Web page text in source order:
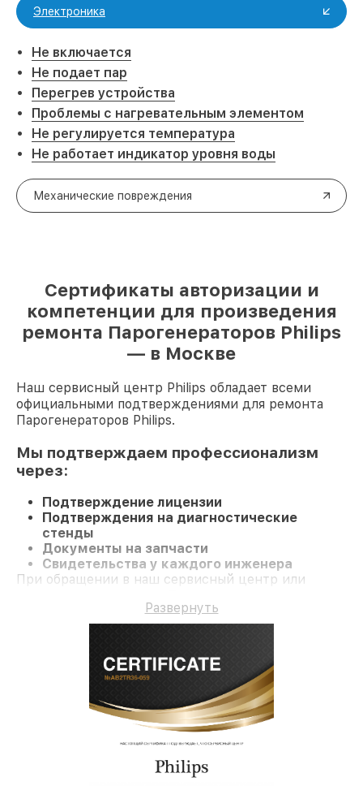
Электроника
Не включается
Не подает пар
Перегрев устройства
Проблемы с нагревательным элементом
Не регулируется температура
Не работает индикатор уровня воды
Механические повреждения
Сертификаты авторизации и
компетенции для произведения
ремонта Парогенераторов Philips
— в Москве
Наш сервисный центр Philips обладает всеми
официальными подтверждениями для ремонта
Парогенераторов Philips.
Мы подтверждаем профессионализм
через:
Подтверждение лицензии
Подтверждения на диагностические
стенды
Документы на запчасти
Свидетельства у каждого инженера
При обращении в наш сервисный центр или
гарантируется компетентное обслуживание и
официальную гарантию до 3 лет.
Развернуть